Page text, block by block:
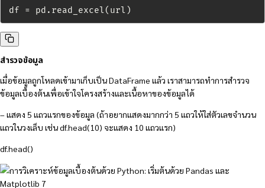
df = pd.read_excel(url)
สำรวจข้อมูล
เมื่อข้อมูลถูกโหลดเข้ามาเก็บเป็น DataFrame แล้ว เราสามารถทำการสำรวจ
ข้อมูลเบื้องต้นเพื่อเข้าใจโครงสร้างและเนื้อหาของข้อมูลได้
– แสดง 5 แถวแรกของข้อมูล (ถ้าอยากแสดงมากกว่า 5 แถวให้ใส่ตัวเลขจำนวน
แถวในวงเล็บ เช่น df.head(10) จะแสดง 10 แถวแรก)
df.head()